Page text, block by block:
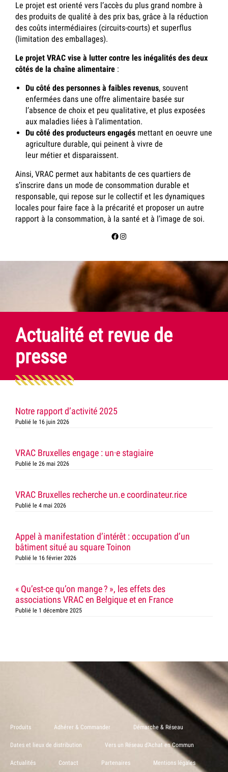
Le projet est orienté vers l’accès du plus grand nombre à
des produits de qualité à des prix bas, grâce à la réduction
des coûts intermédiaires (circuits-courts) et superflus
(limitation des emballages).
Le projet VRAC vise à lutter contre les inégalités des deux
côtés de la chaîne alimentaire :
Du côté des personnes à faibles revenus, souvent
enfermées dans une offre alimentaire basée sur
l’absence de choix et peu qualitative, et plus exposées
aux maladies liées à l’alimentation.
Du côté des producteurs engagés mettant en oeuvre une
agriculture durable, qui peinent à vivre de
leur métier et disparaissent.
Ainsi, VRAC permet aux habitants de ces quartiers de
s’inscrire dans un mode de consommation durable et
responsable, qui repose sur le collectif et les dynamiques
locales pour faire face à la précarité et proposer un autre
rapport à la consommation, à la santé et à l’image de soi.
Facebook
Instagram
Actualité et revue de
presse
Notre rapport d’activité 2025
Publié le 16 juin 2026
VRAC Bruxelles engage : un·e stagiaire
Publié le 26 mai 2026
VRAC Bruxelles recherche un.e coordinateur.rice
Publié le 4 mai 2026
Appel à manifestation d’intérêt : occupation d’un
bâtiment situé au square Toinon
Publié le 16 février 2026
« Qu’est-ce qu’on mange ? », les effets des
associations VRAC en Belgique et en France
Publié le 1 décembre 2025
Produits Adhérer & Commander Démarche & Réseau
Dates et lieux de distribution Vers un Réseau d’Achat en Commun
Actualités Contact Partenaires Mentions légales